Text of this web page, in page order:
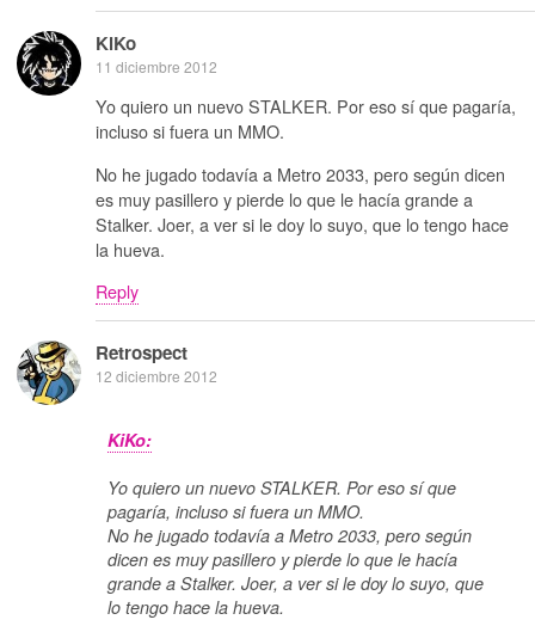
KiKo
11 diciembre 2012
Yo quiero un nuevo STALKER. Por eso sí que pagaría,
incluso si fuera un MMO.
No he jugado todavía a Metro 2033, pero según dicen
es muy pasillero y pierde lo que le hacía grande a
Stalker. Joer, a ver si le doy lo suyo, que lo tengo hace
la hueva.
Reply
Retrospect
12 diciembre 2012
KiKo:
Yo quiero un nuevo STALKER. Por eso sí que
pagaría, incluso si fuera un MMO.
No he jugado todavía a Metro 2033, pero según
dicen es muy pasillero y pierde lo que le hacía
grande a Stalker. Joer, a ver si le doy lo suyo, que
lo tengo hace la hueva.